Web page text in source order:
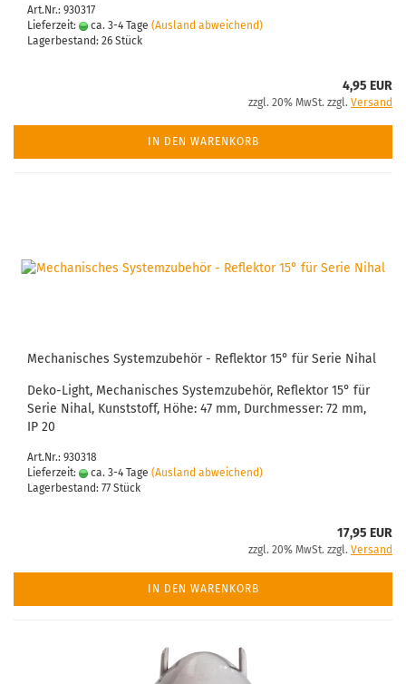
Art.Nr.: 930317
Lieferzeit:
ca. 3-4 Tage (Ausland abweichend)
Lagerbestand: 26 Stück
4,95 EUR
zzgl. 20% MwSt. zzgl. Versand
IN DEN WARENKORB
Mechanisches Systemzubehör - Reflektor 15° für Serie Nihal
Deko-Light, Mechanisches Systemzubehör, Reflektor 15° für
Serie Nihal, Kunststoff, Höhe: 47 mm, Durchmesser: 72 mm,
IP 20
Art.Nr.: 930318
Lieferzeit:
ca. 3-4 Tage (Ausland abweichend)
Lagerbestand: 77 Stück
17,95 EUR
zzgl. 20% MwSt. zzgl. Versand
IN DEN WARENKORB